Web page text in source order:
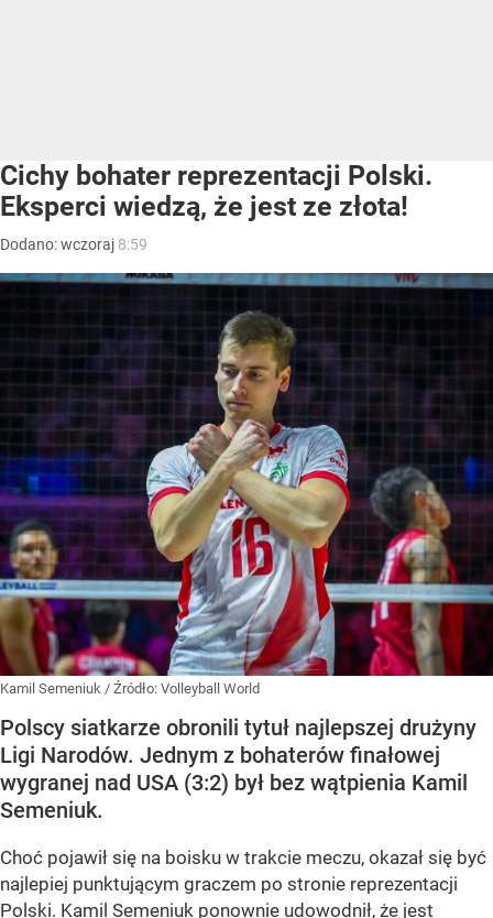
Cichy bohater reprezentacji Polski.
Eksperci wiedzą, że jest ze złota!
Dodano:wczoraj 8:59
Kamil Semeniuk / Źródło: Volleyball World
Polscy siatkarze obronili tytuł najlepszej drużyny
Ligi Narodów. Jednym z bohaterów finałowej
wygranej nad USA (3:2) był bez wątpienia Kamil
Semeniuk.
Choć pojawił się na boisku w trakcie meczu, okazał się być
najlepiej punktującym graczem po stronie reprezentacji
Polski. Kamil Semeniuk ponownie udowodnił, że jest